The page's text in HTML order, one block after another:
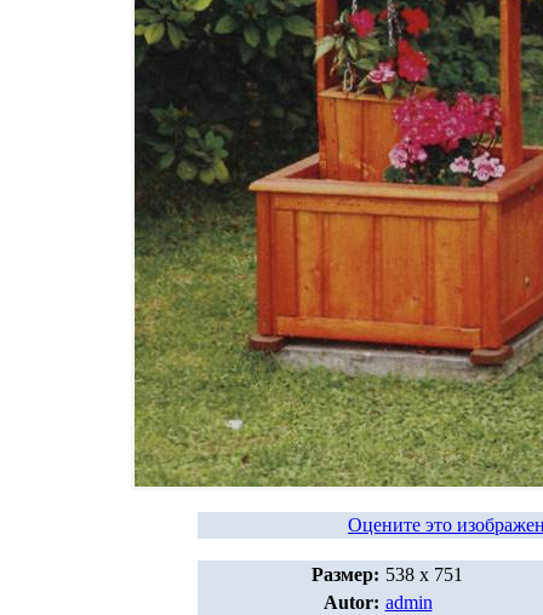
Оцените это
Размер: 538 x 751
Autor: admin